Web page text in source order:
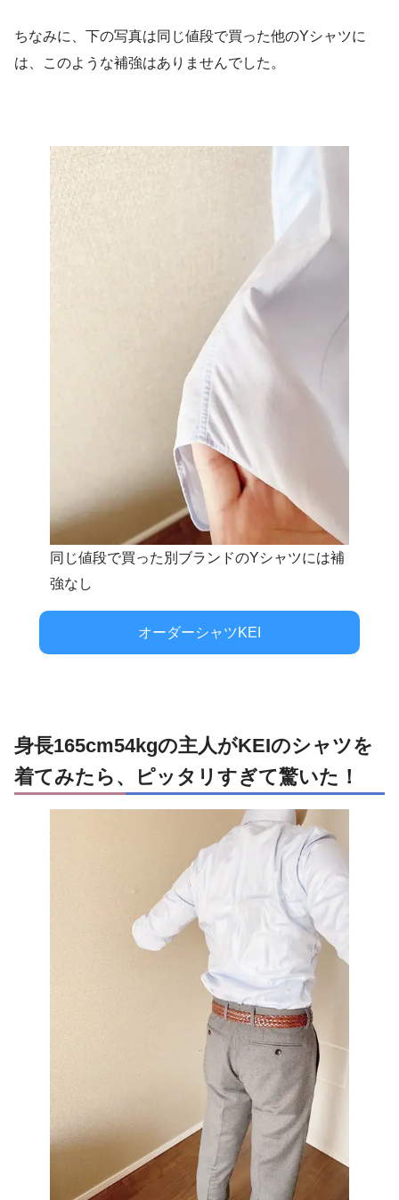
ちなみに、下の写真は同じ値段で買った他のYシャツに
は、このような補強はありませんでした。
同じ値段で買った別ブランドのYシャツには補
強なし
オーダーシャツKEI
身長165cm54kgの主人がKEIのシャツを
着てみたら、ピッタリすぎて驚いた！